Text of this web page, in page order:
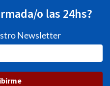
o las 24hs?
Newsletter